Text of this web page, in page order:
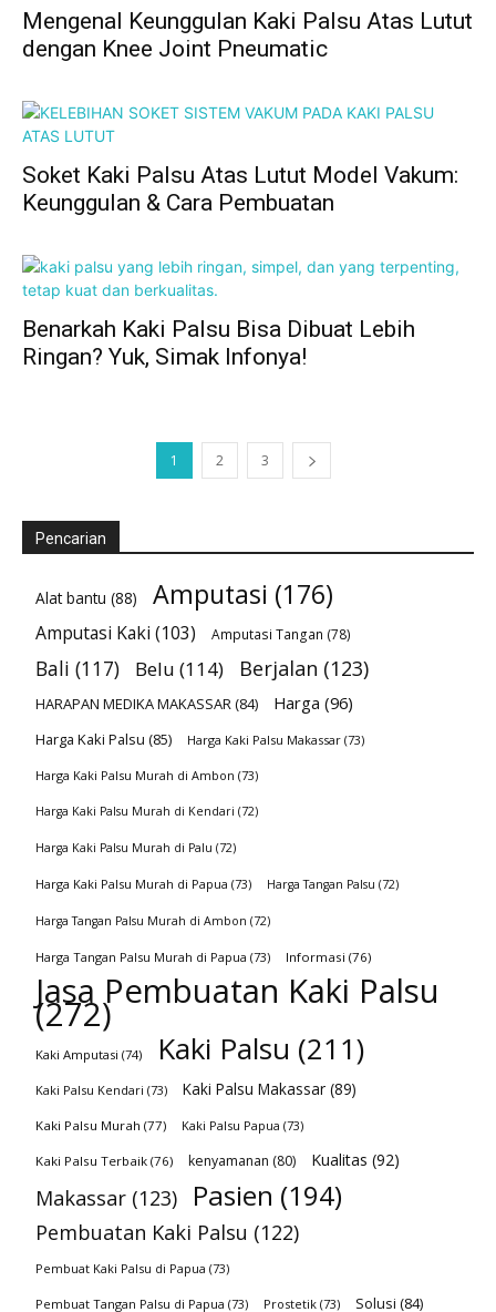
Mengenal Keunggulan Kaki Palsu Atas Lutut
dengan Knee Joint Pneumatic
Soket Kaki Palsu Atas Lutut Model Vakum:
Keunggulan & Cara Pembuatan
Benarkah Kaki Palsu Bisa Dibuat Lebih
Ringan? Yuk, Simak Infonya!
1 2 3
Pencarian
Alat bantu (88) Amputasi (176)
Amputasi Kaki (103) Amputasi Tangan (78)
Bali (117) Belu (114) Berjalan (123)
HARAPAN MEDIKA MAKASSAR (84) Harga (96)
Harga Kaki Palsu (85) Harga Kaki Palsu Makassar (73)
Harga Kaki Palsu Murah di Ambon (73)
Harga Kaki Palsu Murah di Kendari (72)
Harga Kaki Palsu Murah di Palu (72)
Harga Kaki Palsu Murah di Papua (73) Harga Tangan Palsu (72)
Harga Tangan Palsu Murah di Ambon (72)
Harga Tangan Palsu Murah di Papua (73) Informasi (76)
Jasa Pembuatan Kaki Palsu
(272)
Kaki Amputasi (74) Kaki Palsu (211)
Kaki Palsu Kendari (73) Kaki Palsu Makassar (89)
Kaki Palsu Murah (77) Kaki Palsu Papua (73)
Kaki Palsu Terbaik (76) kenyamanan (80) Kualitas (92)
Makassar (123) Pasien (194)
Pembuatan Kaki Palsu (122)
Pembuat Kaki Palsu di Papua (73)
Pembuat Tangan Palsu di Papua (73) Prostetik (73) Solusi (84)